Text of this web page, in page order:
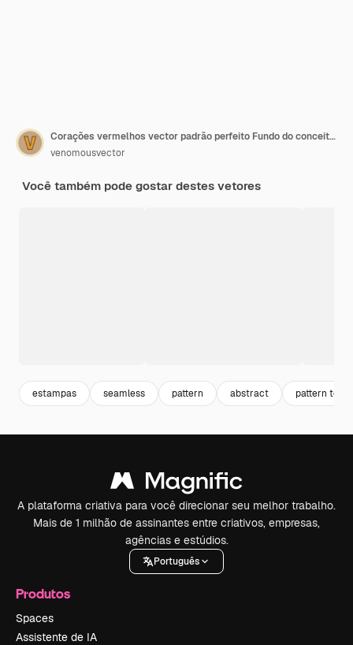
Corações vermelhos vector padrão perfeito Fundo do conceito de amor
venomousvector
Você também pode gostar destes vetores
estampas seamless pattern abstract pattern
A plataforma criativa para você direcionar seu melhor trabalho.
Mais de 1 milhão de assinantes entre criativos, empresas,
agências e estúdios.
Português
Produtos
Spaces
Assistente de IA